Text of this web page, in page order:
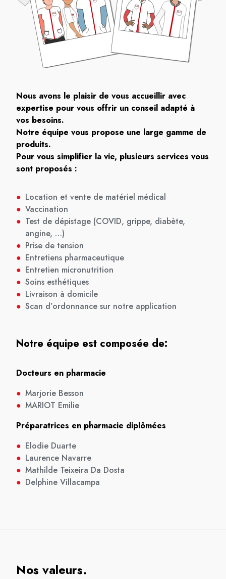
Nous avons le plaisir de vous accueillir avec
expertise pour vous offrir un conseil adapté à
vos besoins.
Notre équipe vous propose une large gamme de
produits.
Pour vous simplifier la vie, plusieurs services vous
sont proposés :
● Location et vente de matériel médical
● Vaccination
● Test de dépistage (COVID, grippe, diabète,
angine, …)
● Prise de tension
● Entretiens pharmaceutique
● Entretien micronutrition
● Soins esthétiques
● Livraison à domicile
● Scan d’ordonnance sur notre application
Notre équipe est composée de:
Docteurs en pharmacie
● Marjorie Besson
● MARIOT Emilie
Préparatrices en pharmacie diplômées
● Elodie Duarte
● Laurence Navarre
● Mathilde Teixeira Da Dosta
● Delphine Villacampa
Nos valeurs.